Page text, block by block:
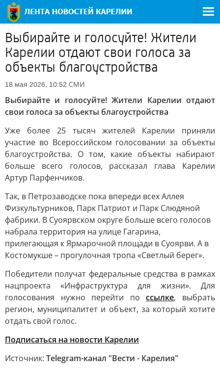
Выбирайте и голосуйте! Жители
Карелии отдают свои голоса за
объекты благоустройства
18 мая 2026, 10:52 СМИ
Выбирайте и голосуйте! Жители Карелии отдают
свои голоса за объекты благоустройства
Уже более 25 тысяч жителей Карелии приняли
участие во Всероссийском голосовании за объекты
благоустройства. О том, какие объекты набирают
больше всего голосов, рассказал глава Карелии
Артур Парфенчиков.
Так, в Петрозаводске пока впереди всех Аллея
Физкультурников, Парк Патриот и Парк Слюдяной
фабрики. В Суоярвском округе больше всего голосов
набрала территория на улице Гагарина,
прилегающая к Ярмарочной площади в Суоярви. А в
Костомукше – прогулочная тропа «Светлый берег».
Победители получат федеральные средства в рамках
нацпроекта «Инфраструктура для жизни». Для
голосования нужно перейти поссылке, выбрать
регион, муниципалитет и объект, за который хотите
отдать свой голос.
Подписаться на новости Карелии
Источник: Telegram-канал "Вести - Карелия"